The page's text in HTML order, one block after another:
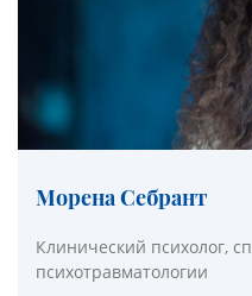
Морена Себрант
Клинический психолог,
психотравматологии